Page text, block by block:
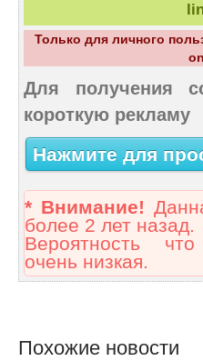
Только для личного
Для получения
короткую рекламу
Нажмите для
* Внимание!
более 2 лет назад.
Вероятность
очень низкая.
Похожие новости